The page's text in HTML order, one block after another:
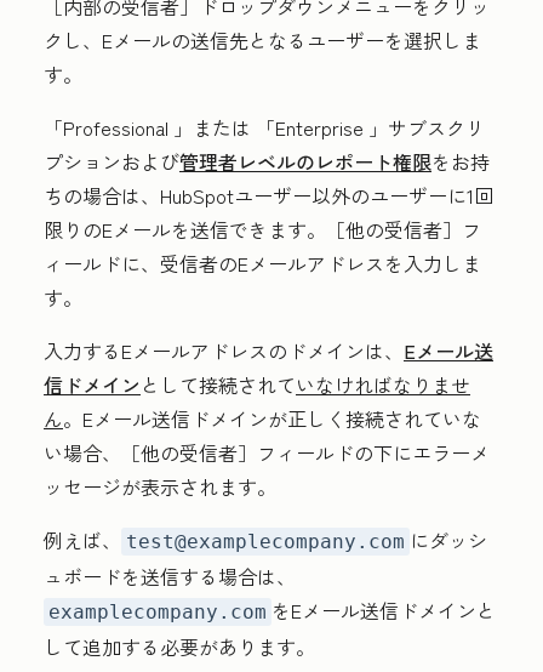
［内部の受信者］
ドロップダウンメニューをクリッ
クし、Eメールの送信先となる ユーザーを選択しま
す。
「Professional 」または 「Enterprise 」サブスクリ
プションおよび管理者レベルのレポート権限をお持
ちの場合は、HubSpotユーザー以外のユーザーに1回
限りのEメールを送信できます。［他の受信者］ フ
ィールドに、 受信者のEメールアドレスを入力しま
す。
入力するEメールアドレスのドメインは、 Eメール送
信ドメイン として接続されていなければなりませ
ん。Eメール送信ドメインが正しく接続されていな
い場合、［他の受信者］ フィールドの下にエラーメ
ッセージが表示されます。
例えば、
test@examplecompany.com にダッシ
ュボードを送信する場合は、
examplecompany.com をEメール送信ドメインと
して追加する必要があります。